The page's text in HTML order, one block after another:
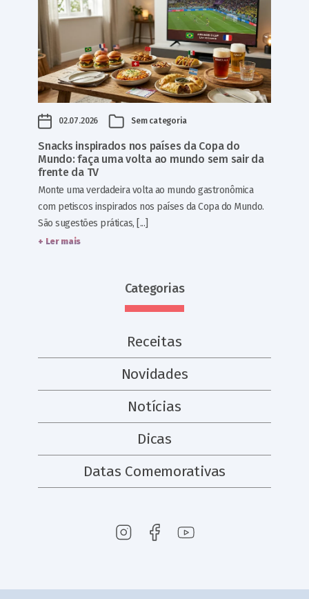
02.07.2026 Sem categoria
Snacks inspirados nos países da Copa do
Mundo: faça uma volta ao mundo sem sair da
frente da TV
Monte uma verdadeira volta ao mundo gastronômica
com petiscos inspirados nos países da Copa do Mundo.
São sugestões práticas, [...]
+ Ler mais
Categorias
Receitas
Novidades
Notícias
Dicas
Datas Comemorativas